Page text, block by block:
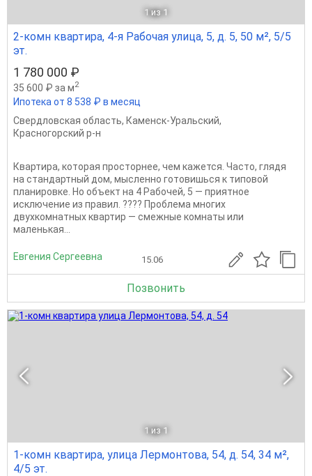
1 из 1
2-комн квартира, 4-я Рабочая улица, 5, д. 5, 50 м², 5/5
эт.
1 780 000 ₽
35 600 ₽ за м2
Ипотека от 8 538 ₽ в месяц
Свердловская область, Каменск-Уральский,
Красногорский р-н
Квартира, которая просторнее, чем кажется. Часто, глядя
на стандартный дом, мысленно готовишься к типовой
планировке. Но объект на 4 Рабочей, 5 — приятное
исключение из правил. ???? Проблема многих
двухкомнатных квартир — смежные комнаты или
маленькая...
Евгения Сергеевна 15.06
Позвонить
1 из 1
1-комн квартира, улица Лермонтова, 54, д. 54, 34 м²,
4/5 эт.